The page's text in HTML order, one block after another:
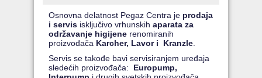
Osnovna delatnost Pegaz Centra je prodaja
i servis isključivo vrhunskihaparata za
održavanje higijene renomiranih
proizvođača Karcher, Lavor i Kranzle.
Servis se takođe bavi servisiranjem uređaja
sledećih proizvođača: Europump,